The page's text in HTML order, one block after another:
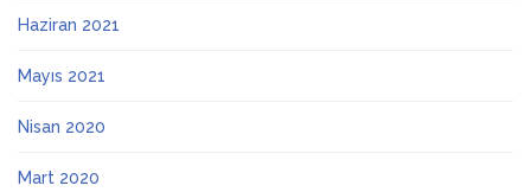
Haziran 2021
Mayıs 2021
Nisan 2020
Mart 2020